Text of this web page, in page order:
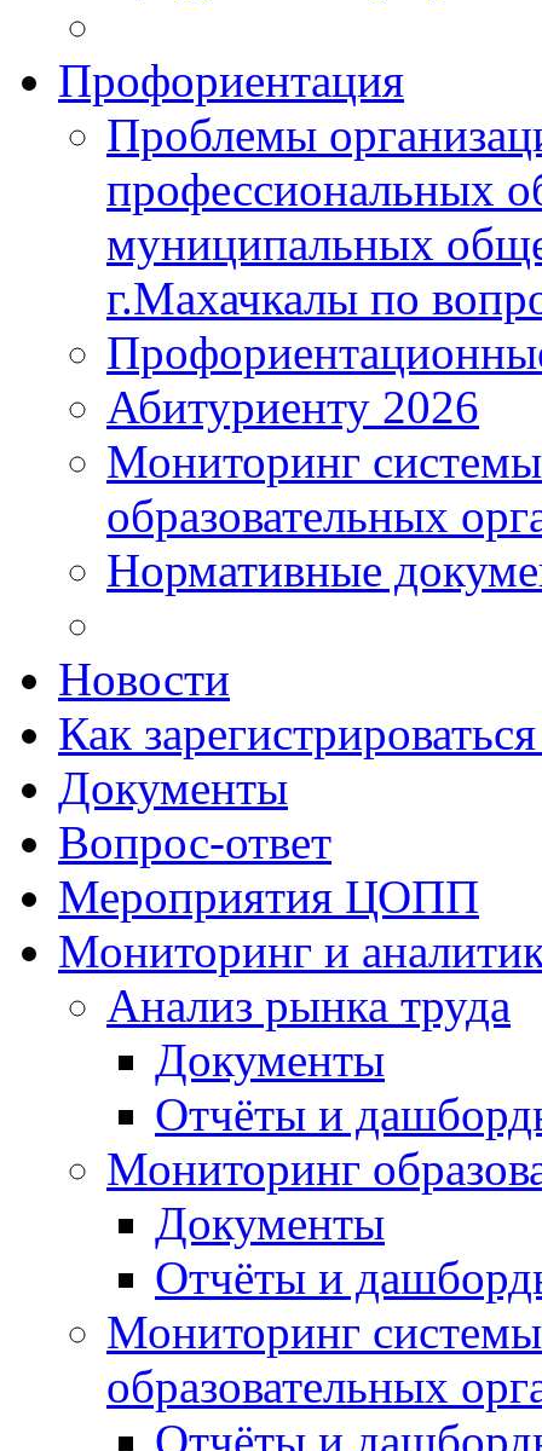
Профориентация
Проблемы
профессиональных
муниципальных
г.Махачкалы по
Абитуриенту 2026
Мониторинг
образовательных
Нормативные
Новости
Как
Документы
Вопрос-ответ
Мероприятия ЦОПП
Мониторинг и
Анализ рынка труда
Документы
Отчёты и
Мониторинг
Документы
Отчёты и
Мониторинг
образовательных